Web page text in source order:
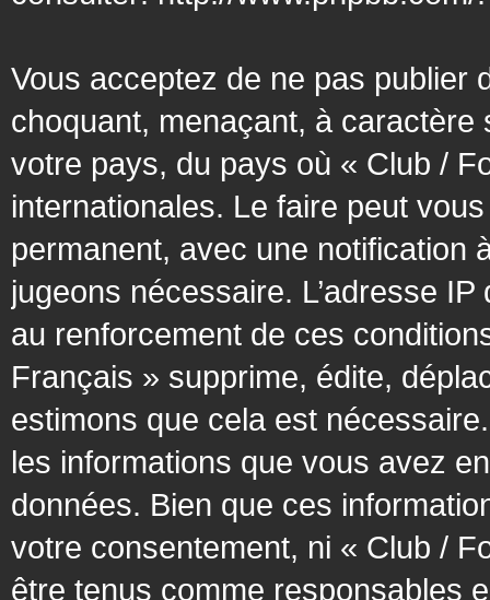
Vous acceptez de ne pas publier
choquant, menaçant, à
votre pays, du pays où « Club /
internationales. Le faire peut
permanent, avec une notification
jugeons nécessaire. L’adresse
au renforcement de ces
Français » supprime, édite,
estimons que cela est
les informations que vous avez
données. Bien que ces
votre consentement, ni « Club /
être tenus comme responsables